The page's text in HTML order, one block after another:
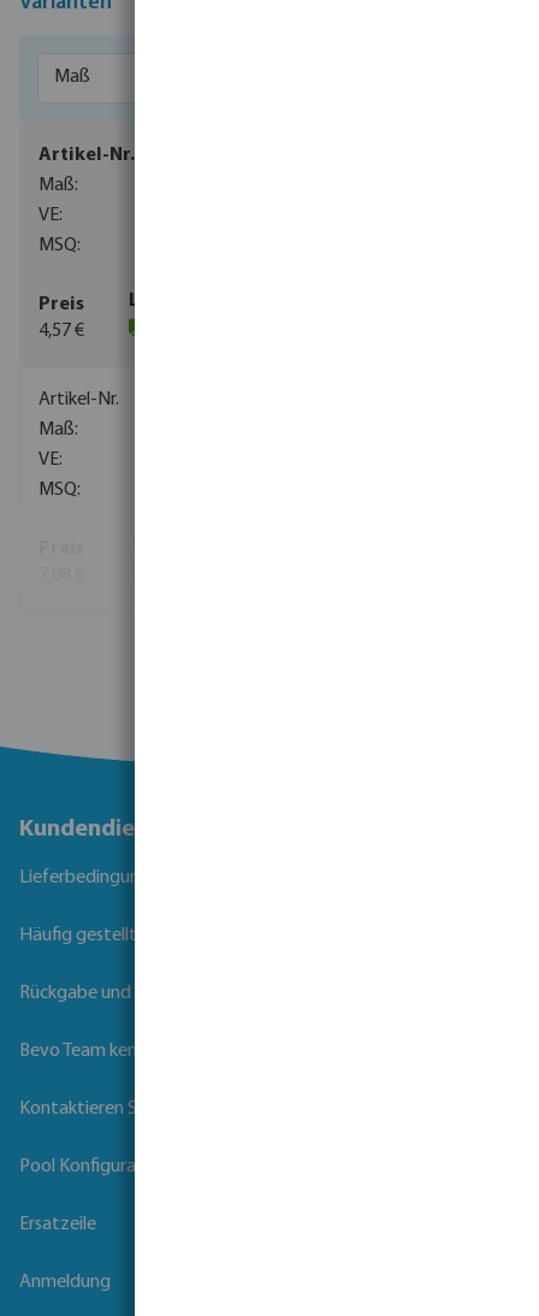
4,57 €
Kundendienst
Lieferbedingungen
Häufig gestellte Fragen
Rückgabe und Garantie
Bevo Team kennenlernen
Kontaktieren Sie uns
Pool Konfigurator
Ersatzeile
Anmeldung